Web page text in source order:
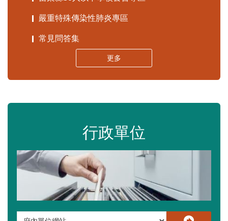
嚴重特殊傳染性肺炎專區
常見問答集
更多
行政單位